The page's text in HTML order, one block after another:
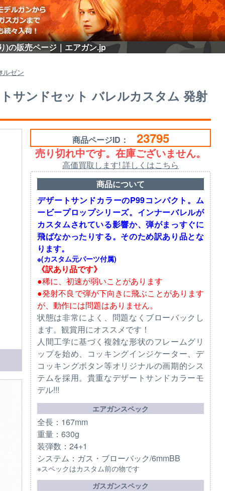
)の販売ページ｜エアガン.jp
ルゼン
サンドセット バレルカスタム 発射
商品ページID： 23795
売り切れ中です。在庫ございません。
高価買取します! 詳しくはこちら
商品について
デザートサンドカラーのP99コンパクト。ム
ービープロップシリーズ。インナーバレルが
カスタムされている影響か、弾がまっすぐに
飛ばなかったりする。そのため訳あり品とな
ります。
※(カスタム元パーツ付属)
《訳あり品です》
●稀に、初速が弱いことがあります
●発射不良で弾が下向きに飛ぶことがあります
が、動作には問題はありません。
状態は非常によく、問題なくブローバックし
ます。観賞用にオススメです！
人間工学に基づく複雑な形状のフレームグリ
ップを始め、コッキングインジケーター、デ
コッキングボタン等オリジナルの画期的シス
テムを採用。貴重なデザートサンドカラーモ
デル!!!
エアガンスペック
全長：167mm
重量：630g
装弾数：24+1
システム：ガス・ブローバック/6mmBB
※スペックはカスタム前の物です
ガスガンスペック